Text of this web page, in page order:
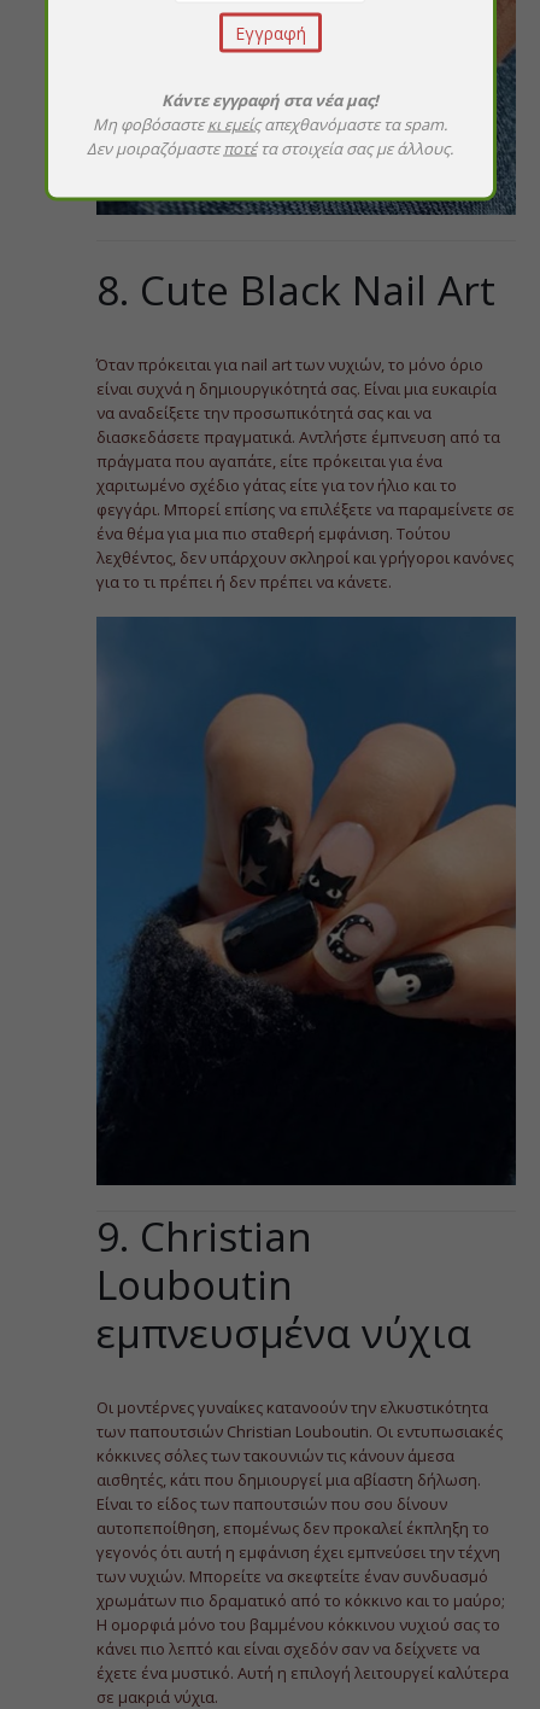
8. Cute Black Nail Art
Όταν πρόκειται για nail art των νυχιών, το μόνο όριο
είναι συχνά η δημιουργικότητά σας. Είναι μια ευκαιρία
να αναδείξετε την προσωπικότητά σας και να
διασκεδάσετε πραγματικά. Αντλήστε έμπνευση από τα
πράγματα που αγαπάτε, είτε πρόκειται για ένα
χαριτωμένο σχέδιο γάτας είτε για τον ήλιο και το
φεγγάρι. Μπορεί επίσης να επιλέξετε να παραμείνετε σε
ένα θέμα για μια πιο σταθερή εμφάνιση. Τούτου
λεχθέντος, δεν υπάρχουν σκληροί και γρήγοροι κανόνες
για το τι πρέπει ή δεν πρέπει να κάνετε.
9. Christian
Louboutin
εμπνευσμένα νύχια
Οι μοντέρνες γυναίκες κατανοούν την ελκυστικότητα
των παπουτσιών Christian Louboutin. Οι εντυπωσιακές
κόκκινες σόλες των τακουνιών τις κάνουν άμεσα
αισθητές, κάτι που δημιουργεί μια αβίαστη δήλωση.
Είναι το είδος των παπουτσιών που σου δίνουν
αυτοπεποίθηση, επομένως δεν προκαλεί έκπληξη το
γεγονός ότι αυτή η εμφάνιση έχει εμπνεύσει την τέχνη
των νυχιών. Μπορείτε να σκεφτείτε έναν συνδυασμό
χρωμάτων πιο δραματικό από το κόκκινο και το μαύρο;
Η ομορφιά μόνο του βαμμένου κόκκινου νυχιού σας το
κάνει πιο λεπτό και είναι σχεδόν σαν να δείχνετε να
έχετε ένα μυστικό. Αυτή η επιλογή λειτουργεί καλύτερα
σε μακριά νύχια.
Κάντε εγγραφή στα νέα μας!
Μη φοβόσαστεκι εμείςαπεχθανόμαστε τα spam.
Δεν μοιραζόμαστε ποτέτα στοιχεία σας με άλλους.